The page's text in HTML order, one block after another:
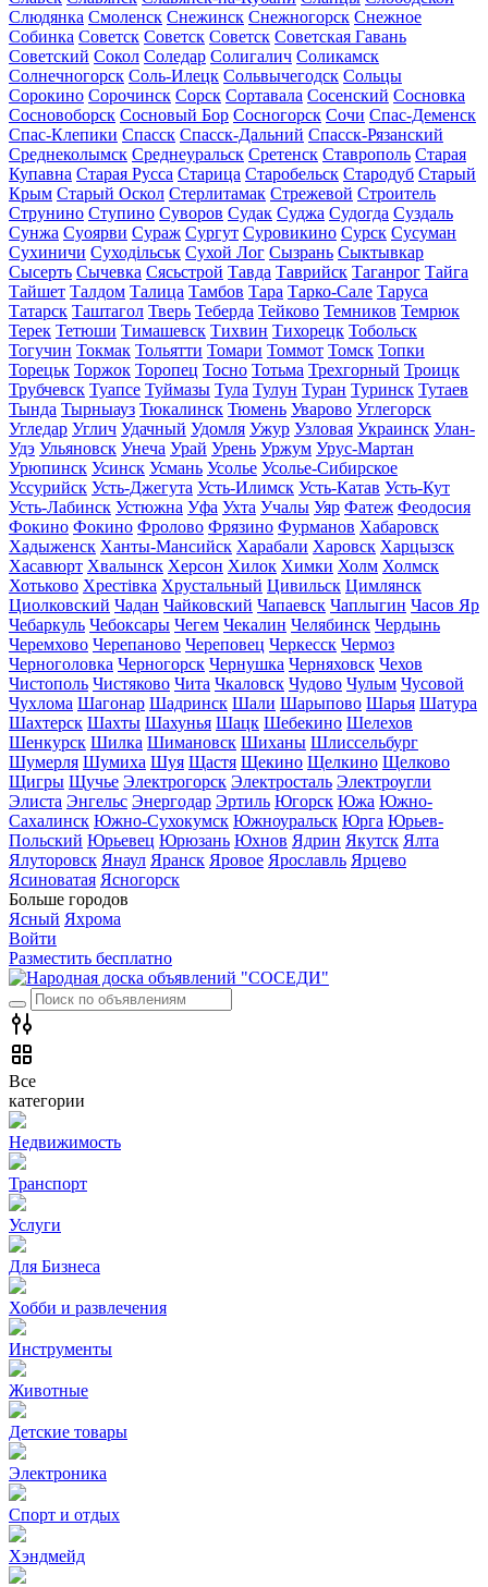
Слюдянка Смоленск Снежинск Снежногорск Снежное
Собинка Советск Советск Советск Советская Гавань
Советский Сокол Соледар Солигалич Соликамск
Солнечногорск Соль-Илецк Сольвычегодск Сольцы
Сорокино Сорочинск Сорск Сортавала Сосенский Сосновка
Сосновоборск Сосновый Бор Сосногорск Сочи Спас-Деменск
Спас-Клепики Спасск Спасск-Дальний Спасск-Рязанский
Среднеколымск Среднеуральск Сретенск Ставрополь Старая
Купавна Старая Русса Старица Старобельск Стародуб Старый
Крым Старый Оскол Стерлитамак Стрежевой Строитель
Струнино Ступино Суворов Судак Суджа Судогда Суздаль
Сунжа Суоярви Сураж Сургут Суровикино Сурск Сусуман
Сухиничи Суходільськ Сухой Лог Сызрань Сыктывкар
Сысерть Сычевка Сясьстрой Тавда Таврийск Таганрог Тайга
Тайшет Талдом Талица Тамбов Тара Тарко-Сале Таруса
Татарск Таштагол Тверь Теберда Тейково Темников Темрюк
Терек Тетюши Тимашевск Тихвин Тихорецк Тобольск
Тогучин Токмак Тольятти Томари Томмот Томск Топки
Торецьк Торжок Торопец Тосно Тотьма Трехгорный Троицк
Трубчевск Туапсе Туймазы Тула Тулун Туран Туринск Тутаев
Тында Тырныауз Тюкалинск Тюмень Уварово Углегорск
Угледар Углич Удачный Удомля Ужур Узловая Украинск Улан-
Удэ Ульяновск Унеча Урай Урень Уржум Урус-Мартан
Урюпинск Усинск Усмань Усолье Усолье-Сибирское
Уссурийск Усть-Джегута Усть-Илимск Усть-Катав Усть-Кут
Усть-Лабинск Устюжна Уфа Ухта Учалы Уяр Фатеж Феодосия
Фокино Фокино Фролово Фрязино Фурманов Хабаровск
Хадыженск Ханты-Мансийск Харабали Харовск Харцызск
Хасавюрт Хвалынск Херсон Хилок Химки Холм Холмск
Хотьково Хрестівка Хрустальный Цивильск Цимлянск
Циолковский Чадан Чайковский Чапаевск Чаплыгин Часов Яр
Чебаркуль Чебоксары Чегем Чекалин Челябинск Чердынь
Черемхово Черепаново Череповец Черкесск Чермоз
Черноголовка Черногорск Чернушка Черняховск Чехов
Чистополь Чистяково Чита Чкаловск Чудово Чулым Чусовой
Чухлома Шагонар Шадринск Шали Шарыпово Шарья Шатура
Шахтерск Шахты Шахунья Шацк Шебекино Шелехов
Шенкурск Шилка Шимановск Шиханы Шлиссельбург
Шумерля Шумиха Шуя Щастя Щекино Щелкино Щелково
Щигры Щучье Электрогорск Электросталь Электроугли
Элиста Энгельс Энергодар Эртиль Югорск Южа Южно-
Сахалинск Южно-Сухокумск Южноуральск Юрга Юрьев-
Польский Юрьевец Юрюзань Юхнов Ядрин Якутск Ялта
Ялуторовск Янаул Яранск Яровое Ярославль Ярцево
Ясиноватая Ясногорск
Больше городов
Ясный Яхрома
Войти
Разместить бесплатно
Все
категории
Недвижимость
Транспорт
Услуги
Для Бизнеса
Хобби и развлечения
Инструменты
Животные
Детские товары
Электроника
Спорт и отдых
Хэндмейд